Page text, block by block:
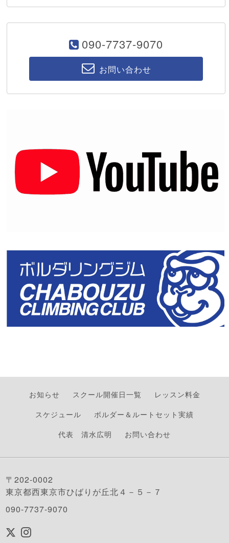
090-7737-9070
お問い合わせ
お知らせ スクール開催日一覧
レッスン料金
スケジュール
ボルダー＆ルートセット実績
代表 清水広明
お問い合わせ
〒202-0002
東京都西東京市ひばりが丘北４－５－７
090-7737-9070